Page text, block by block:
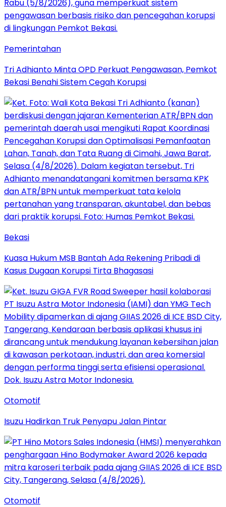
Pemerintahan
Tri Adhianto Minta OPD Perkuat Pengawasan, Pemkot
Bekasi Benahi Sistem Cegah Korupsi
Bekasi
Kuasa Hukum MSB Bantah Ada Rekening Pribadi di
Kasus Dugaan Korupsi Tirta Bhagasasi
Otomotif
Isuzu Hadirkan Truk Penyapu Jalan Pintar
Otomotif